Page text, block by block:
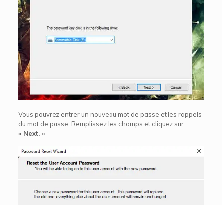
Vous pouvrez entrer un nouveau mot de passe et les rappels
du mot de passe. Remplissez les champs et cliquez sur
« Next. »